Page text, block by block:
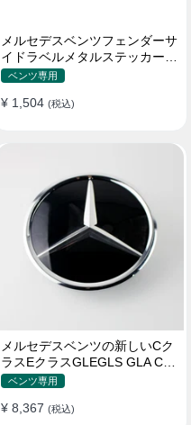
メルセデスベンツフェンダーサ
イドラベルメタルステッカーC
クラスEクラスGLAGLE
ベンツ専用
¥ 1,504 (税込)
メルセデスベンツの新しいCク
ラスEクラスGLEGLS GLA CLA
MLGLCロゴ
ベンツ専用
¥ 8,367 (税込)